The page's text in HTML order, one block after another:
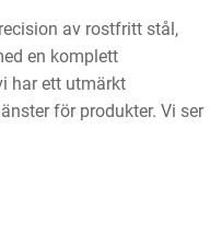
av rostfritt stål,
en komplett
har ett utmärkt
för produkter. Vi ser